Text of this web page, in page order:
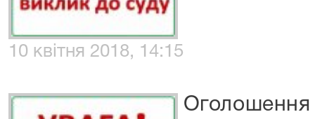
10 квітня 2018, 14:15
Оголошення